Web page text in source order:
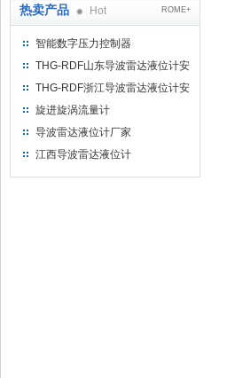
热卖产品 Hot ROME+
智能数字压力控制器
THG-RDF山东导波雷达液位计安
装方法
THG-RDF浙江导波雷达液位计安
装方法
旋进旋涡流量计
导波雷达液位计厂家
江西导波雷达液位计